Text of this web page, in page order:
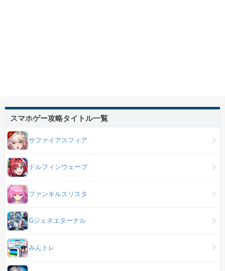
スマホゲー攻略タイトル一覧
サファイアスフィア
ドルフィンウェーブ
ファンキルスリスタ
Gジェネエターナル
みんトレ